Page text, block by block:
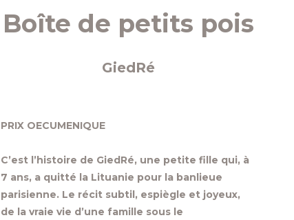
Boîte de petits pois
GiedRé
PRIX OECUMENIQUE
C’est l’histoire de GiedRé, une petite fille qui, à
7 ans, a quitté la Lituanie pour la banlieue
parisienne. Le récit subtil, espiègle et joyeux,
de la vraie vie d’une famille sous le